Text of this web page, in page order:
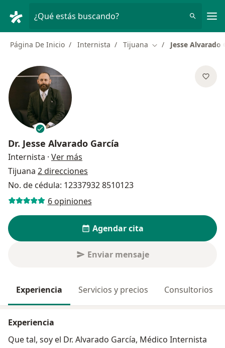
¿Qué estás buscando?
Página De Inicio Internista Tijuana Cambiar de ciudad
Jesse Alvarado
Dr. Jesse Alvarado García
Internista · Ver más
Tijuana 2 direcciones
No. de cédula: 12337932 8510123
6 opiniones
Agendar cita
Enviar mensaje
Experiencia Servicios y precios Consultorios
Experiencia
Que tal, soy el Dr. Alvarado García, Médico Internista